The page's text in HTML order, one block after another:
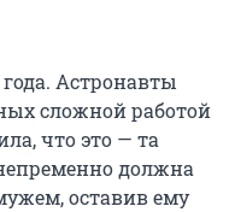
Астронавты
сложной работой
что это — та
должна
оставив ему